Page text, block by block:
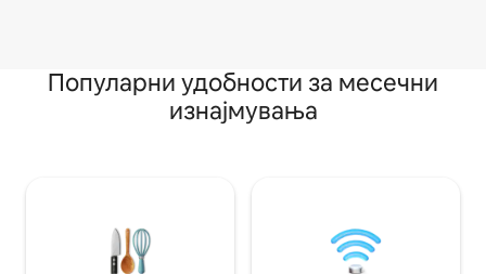
Популарни удобности за месечни
изнајмувања